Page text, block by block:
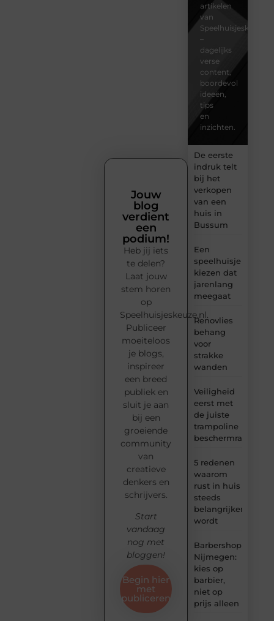
artikelen
van
Speelhuisjeskeuze.nl
–
dagelijks
verse
content,
boordevol
ideeën,
tips
en
inzichten.
De eerste
indruk telt
bij het
verkopen
van een
huis in
Bussum
Een
speelhuisje
kiezen dat
jarenlang
meegaat
Renovlies
behang
voor
strakke
wanden
Veiligheid
eerst met
de juiste
trampoline
beschermrand
5 redenen
waarom
rust in huis
steeds
belangrijker
wordt
Barbershop
Nijmegen:
kies op
barbier,
niet op
prijs alleen
Jouw
blog
verdient
een
podium!
Heb jij iets
te delen?
Laat jouw
stem horen
op
Speelhuisjeskeuze.nl.
Publiceer
moeiteloos
je blogs,
inspireer
een breed
publiek en
sluit je aan
bij een
groeiende
community
van
creatieve
denkers en
schrijvers.
Start
vandaag
nog met
bloggen!
Begin hier
met
publiceren